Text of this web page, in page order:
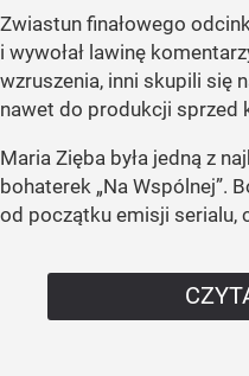
Zwiastun finałowego
i wywołał lawinę
wzruszenia, inni skupili się
nawet do produkcji sprzed
Maria Zięba była jedną z
bohaterek „Na Wspólnej”.
od początku emisji serialu,